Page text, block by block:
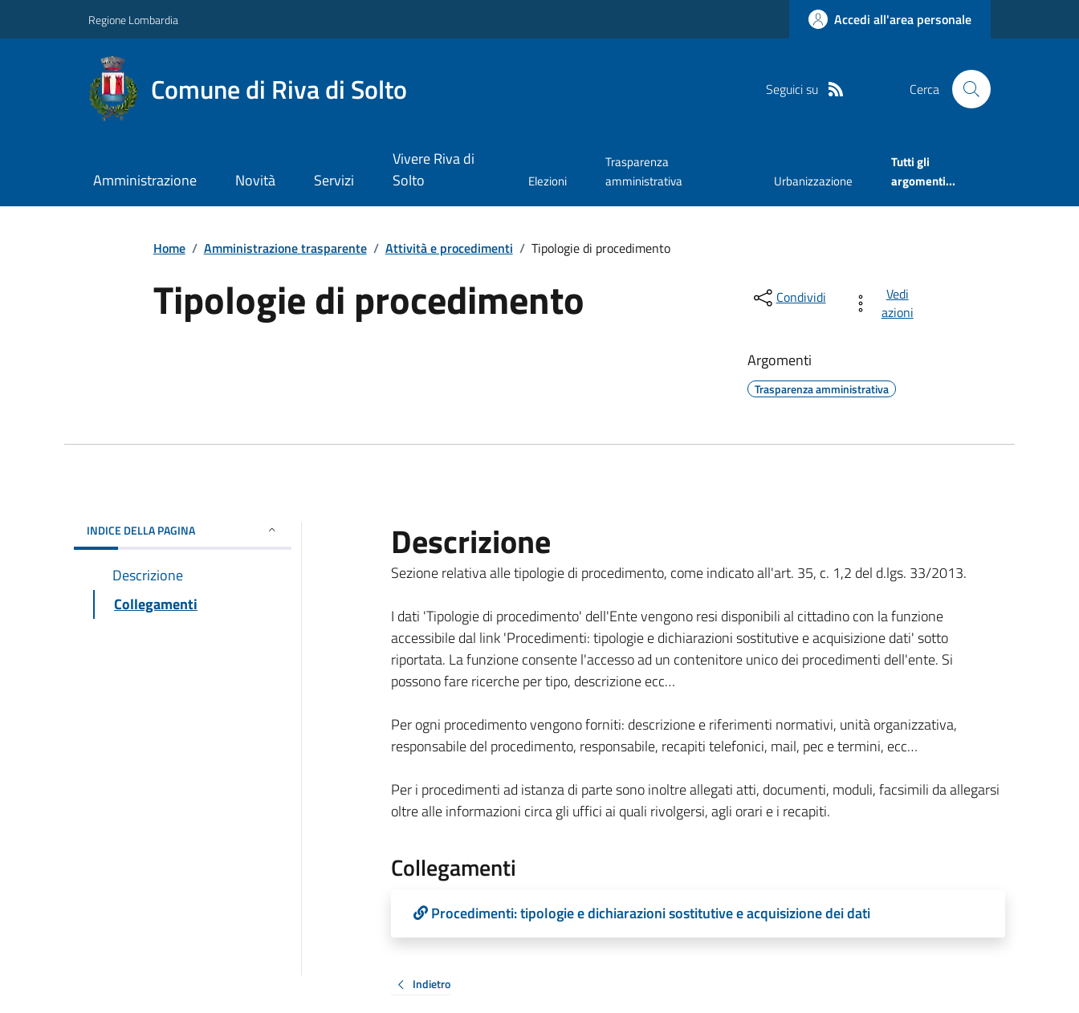
Regione Lombardia Accedi all'area personale
Comune di Riva di Solto Seguici su Cerca
Amministrazione Novità Servizi
Vivere Riva di
Solto
Elezioni
Trasparenza
amministrativa
Urbanizzazione
Tutti gli
argomenti...
Home / Amministrazione trasparente / Attività e procedimenti / Tipologie di procedimento
Tipologie di procedimento Condividi
Vedi
azioni
Argomenti
Trasparenza amministrativa
INDICE DELLA PAGINA
Descrizione
Collegamenti
Descrizione
Sezione relativa alle tipologie di procedimento, come indicato all'art. 35, c. 1,2 del d.lgs. 33/2013.
I dati 'Tipologie di procedimento' dell'Ente vengono resi disponibili al cittadino con la funzione
accessibile dal link 'Procedimenti: tipologie e dichiarazioni sostitutive e acquisizione dati' sotto
riportata. La funzione consente l'accesso ad un contenitore unico dei procedimenti dell'ente. Si
possono fare ricerche per tipo, descrizione ecc…
Per ogni procedimento vengono forniti: descrizione e riferimenti normativi, unità organizzativa,
responsabile del procedimento, responsabile, recapiti telefonici, mail, pec e termini, ecc…
Per i procedimenti ad istanza di parte sono inoltre allegati atti, documenti, moduli, facsimili da allegarsi
oltre alle informazioni circa gli uffici ai quali rivolgersi, agli orari e i recapiti.
Collegamenti
Procedimenti: tipologie e dichiarazioni sostitutive e acquisizione dei dati
Indietro